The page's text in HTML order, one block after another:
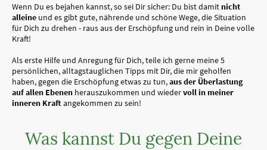
Wenn Du es bejahen kannst, so sei Dir sicher: Du bist damit nicht
alleine und es gibt gute, nährende und schöne Wege, die Situation
für Dich zu drehen - raus aus der Erschöpfung und rein in Deine volle
Kraft!
Als erste Hilfe und Anregung für Dich, teile ich gerne meine 5
persönlichen, alltagstauglichen Tipps mit Dir, die mir geholfen
haben, gegen die Erschöpfung etwas zu tun,aus der Überlastung
auf allen Ebenen herauszukommen und wiedervoll in meiner
inneren Kraftangekommen zu sein!
Was kannst Du gegen Deine